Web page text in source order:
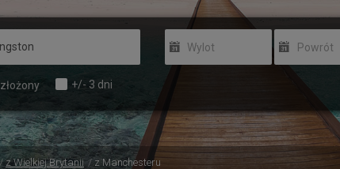
Wylot Powrót
złożony +/- 3 dni
z Wielkiej Brytanii z Manchesteru